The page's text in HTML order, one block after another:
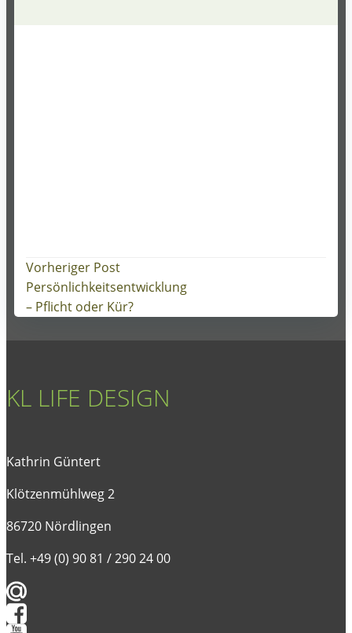
Post
navigation
Vorheriger Post
Persönlichkeitsentwicklung
– Pflicht oder Kür?
KL LIFE DESIGN
Kathrin Güntert
Klötzenmühlweg 2
86720 Nördlingen
Tel. +49 (0) 90 81 / 290 24 00